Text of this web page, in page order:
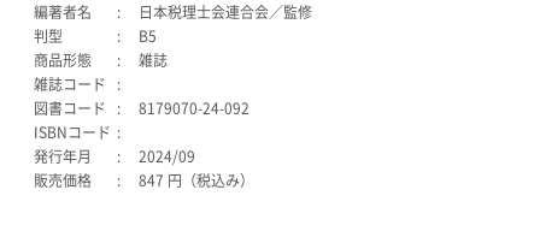
編著者名
日本税理士会連合会／監修
判型
B5
商品形態
雑誌
雑誌コード
図書コード
8179070-24-092
ISBNコード
発行年月
2024/09
販売価格
847 円（税込み）